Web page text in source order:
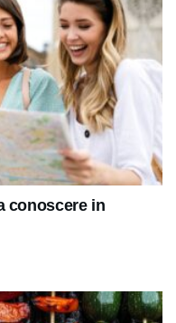
conoscere in